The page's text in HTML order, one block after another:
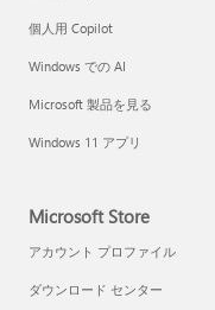
個人用 Copilot
Windows での AI
Microsoft 製品を見る
Windows 11 アプリ
Microsoft Store
アカウント プロファイル
ダウンロード センター